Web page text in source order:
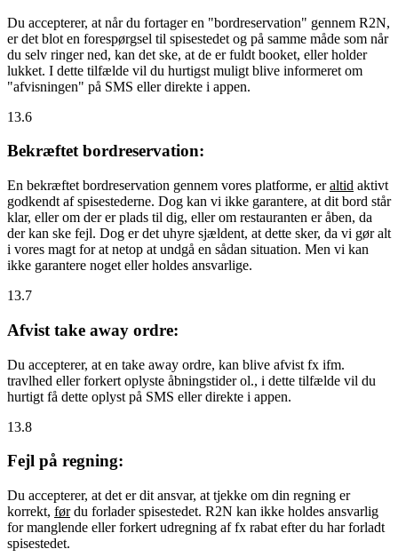
Du accepterer, at når du fortager en "bordreservation" gennem R2N,
er det blot en forespørgsel til spisestedet og på samme måde som når
du selv ringer ned, kan det ske, at de er fuldt booket, eller holder
lukket. I dette tilfælde vil du hurtigst muligt blive informeret om
"afvisningen" på SMS eller direkte i appen.
13.6
Bekræftet bordreservation:
En bekræftet bordreservation gennem vores platforme, eraltid aktivt
godkendt af spisestederne. Dog kan vi ikke garantere, at dit bord står
klar, eller om der er plads til dig, eller om restauranten er åben, da
der kan ske fejl. Dog er det uhyre sjældent, at dette sker, da vi gør alt
i vores magt for at netop at undgå en sådan situation. Men vi kan
ikke garantere noget eller holdes ansvarlige.
13.7
Afvist take away ordre:
Du accepterer, at en take away ordre, kan blive afvist fx ifm.
travlhed eller forkert oplyste åbningstider ol., i dette tilfælde vil du
hurtigt få dette oplyst på SMS eller direkte i appen.
13.8
Fejl på regning:
Du accepterer, at det er dit ansvar, at tjekke om din regning er
korrekt, førdu forlader spisestedet. R2N kan ikke holdes ansvarlig
for manglende eller forkert udregning af fx rabat efter du har forladt
spisestedet.